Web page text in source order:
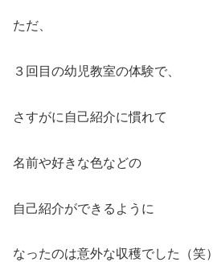
ただ、
３回目の幼児教室の体験で、
さすがに自己紹介に慣れて
名前や好きな色などの
自己紹介ができるように
なったのは意外な収穫でした（笑）